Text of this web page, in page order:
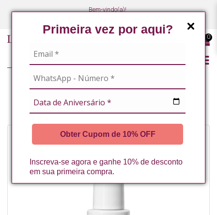
Primeira vez por aqui?
Obter Cupom de 10% OFF
Inscreva-se agora e ganhe 10% de desconto
em sua primeira compra.
Bem-vindo(a)!
0